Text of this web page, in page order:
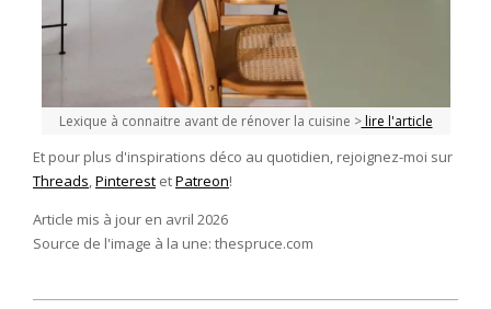
Lexique à connaitre avant de rénover la cuisine >lire l'article
Et pour plus d'inspirations déco au quotidien, rejoignez-moi sur
Threads,Pinterest etPatreon!
Article mis à jour en avril 2026
Source de l'image à la une: thespruce.com